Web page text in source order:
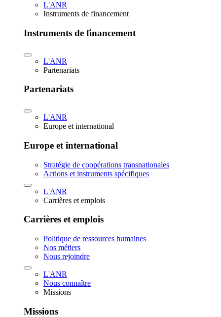
L'ANR
Instruments de financement
Instruments de financement
L'ANR
Partenariats
Partenariats
L'ANR
Europe et international
Europe et international
Stratégie de coopérations transnationales
Actions et instruments spécifiques
L'ANR
Carrières et emplois
Carrières et emplois
Politique de ressources humaines
Nos métiers
Nous rejoindre
L'ANR
Nous connaître
Missions
Missions